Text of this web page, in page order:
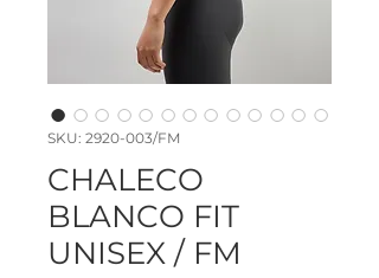
SKU: 2920-003/FM
CHALECO
BLANCO FIT
UNISEX / FM